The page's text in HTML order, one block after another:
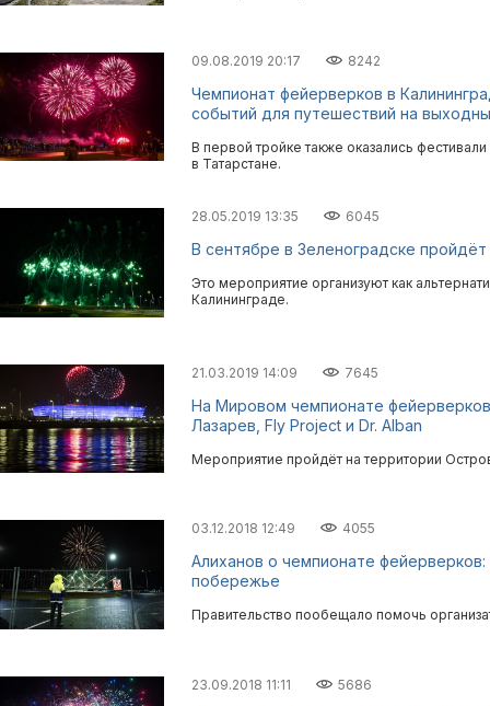
09.08.2019 20:17 8242
Чемпионат фейерверков в
событий для путешествий на
В первой тройке также оказались
в Татарстане.
28.05.2019 13:35 6045
В сентябре в Зеленоградске
Это мероприятие организуют как
Калининграде.
21.03.2019 14:09 7645
На Мировом чемпионате
Лазарев, Fly Project и Dr. Alban
Мероприятие пройдёт на территории
03.12.2018 12:49 4055
Алиханов о чемпионате
побережье
Правительство пообещало помочь
23.09.2018 11:11 5686